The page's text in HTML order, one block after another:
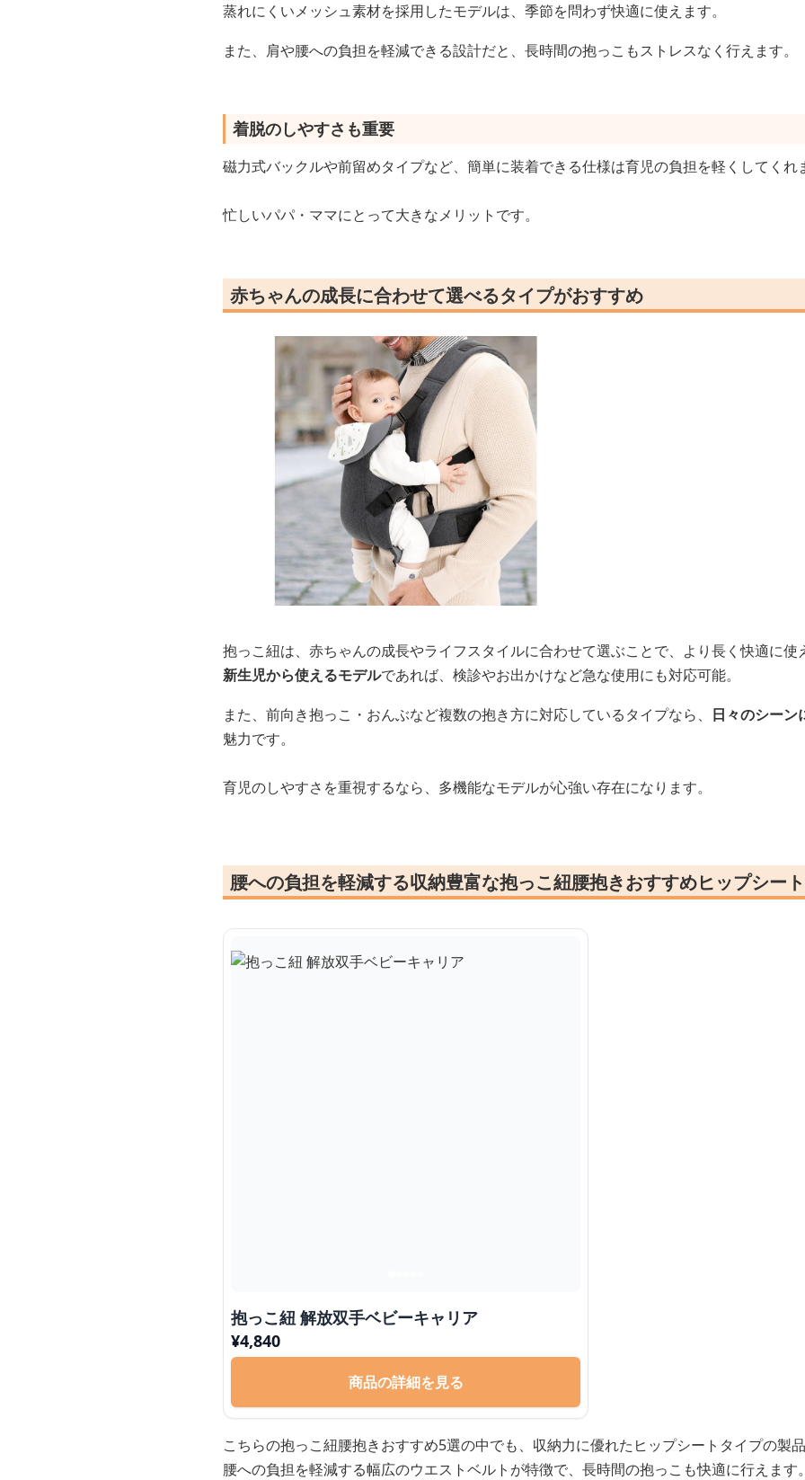
蒸れにくいメッシュ素材を採用したモデルは、季節を問わず快適に使えます。
また、肩や腰への負担を軽減できる設計だと、長時間の抱っこもストレスなく行えます。
着脱のしやすさも重要
磁力式バックルや前留めタイプなど、簡単に装着できる仕様は育児の負担を軽くしてくれ
忙しいパパ・ママにとって大きなメリットです。
赤ちゃんの成長に合わせて選べるタイプがおすすめ
抱っこ紐は、赤ちゃんの成長やライフスタイルに合わせて選ぶことで、より長く快適に使
新生児から使えるモデルであれば、検診やお出かけなど急な使用にも対応可能。
また、前向き抱っこ・おんぶなど複数の抱き方に対応しているタイプなら、 日々のシーン
魅力です。
育児のしやすさを重視するなら、多機能なモデルが心強い存在になります。
腰への負担を軽減する収納豊富な抱っこ紐腰抱きおすすめヒップシート
抱っこ紐 解放双手ベビーキャリア
¥4,840
商品の詳細を見る
こちらの抱っこ紐腰抱きおすすめ5選の中でも、収納力に優れたヒップシートタイプの製
腰への負担を軽減する幅広のウエストベルトが特徴で、長時間の抱っこも快適に行えます